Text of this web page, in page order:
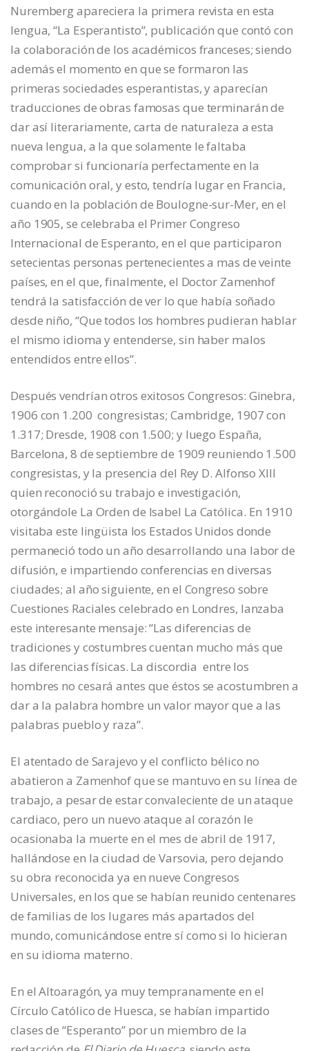
Nuremberg apareciera la primera revista en esta
lengua, “La Esperantisto”, publicación que contó con
la colaboración de los académicos franceses; siendo
además el momento en que se formaron las
primeras sociedades esperantistas, y aparecían
traducciones de obras famosas que terminarán de
dar así literariamente, carta de naturaleza a esta
nueva lengua, a la que solamente le faltaba
comprobar si funcionaría perfectamente en la
comunicación oral, y esto, tendría lugar en Francia,
cuando en la población de Boulogne-sur-Mer, en el
año 1905, se celebraba el Primer Congreso
Internacional de Esperanto, en el que participaron
setecientas personas pertenecientes a mas de veinte
países, en el que, finalmente, el Doctor Zamenhof
tendrá la satisfacción de ver lo que había soñado
desde niño, “Que todos los hombres pudieran hablar
el mismo idioma y entenderse, sin haber malos
entendidos entre ellos”.
Después vendrían otros exitosos Congresos: Ginebra,
1906 con 1.200 congresistas; Cambridge, 1907 con
1.317; Dresde, 1908 con 1.500; y luego España,
Barcelona, 8 de septiembre de 1909 reuniendo 1.500
congresistas, y la presencia del Rey D. Alfonso XIII
quien reconoció su trabajo e investigación,
otorgándole La Orden de Isabel La Católica. En 1910
visitaba este lingüista los Estados Unidos donde
permaneció todo un año desarrollando una labor de
difusión, e impartiendo conferencias en diversas
ciudades; al año siguiente, en el Congreso sobre
Cuestiones Raciales celebrado en Londres, lanzaba
este interesante mensaje: “Las diferencias de
tradiciones y costumbres cuentan mucho más que
las diferencias físicas. La discordia entre los
hombres no cesará antes que éstos se acostumbren a
dar a la palabra hombre un valor mayor que a las
palabras pueblo y raza”.
El atentado de Sarajevo y el conflicto bélico no
abatieron a Zamenhof que se mantuvo en su línea de
trabajo, a pesar de estar convaleciente de un ataque
cardiaco, pero un nuevo ataque al corazón le
ocasionaba la muerte en el mes de abril de 1917,
hallándose en la ciudad de Varsovia, pero dejando
su obra reconocida ya en nueve Congresos
Universales, en los que se habían reunido centenares
de familias de los lugares más apartados del
mundo, comunicándose entre sí como si lo hicieran
en su idioma materno.
En el Altoaragón, ya muy tempranamente en el
Círculo Católico de Huesca, se habían impartido
clases de “Esperanto” por un miembro de la